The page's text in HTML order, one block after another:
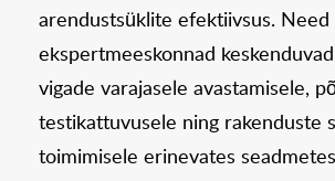
arendustsüklite efektiivsus. Need
ekspertmeeskonnad
vigade varajasele avastamisele,
testikattuvusele ning rakenduste
toimimisele erinevates